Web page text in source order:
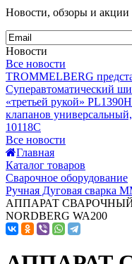
Новости, обзоры и акции
Новости
Все новости
TROMMELBERG
Суперавтоматический
«третьей рукой»
клапанов
10118C
Все новости
Главная
Каталог товаров
Сварочное оборудование
Ручная Дуговая сварка
АППАРАТ СВАРОЧНЫЙ
NORDBERG WA200